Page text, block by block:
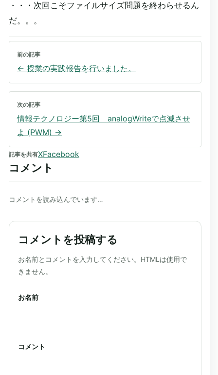
・・・次回こそファイルサイズ問題を終わらせるん
だ。。。
前の記事
← 授業の実践報告を行いました。
次の記事
情報テクノロジー第5回 analogWriteで点滅させ
よ (PWM) →
記事を共有XFacebook
コメント
コメントを読み込んでいます…
コメントを投稿する
お名前とコメントを入力してください。HTMLは使用で
きません。
お名前
コメント
ウェブサイト